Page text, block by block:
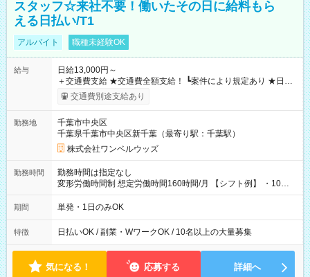
スタッフ☆来社不要！働いたその日に給料もら
える日払い/T1
アルバイト 職種未経験OK
給与
日給13,000円～
＋交通費支給 ★交通費全額支給！ ┗案件により規定あり ★日払
いOK！（規定あり） ┗働いたその日に現金GET♪ お仕事後はコ
ンビニATMから 日払い分を引き落とせます！ 【試用期間】試
交通費別途支給あり
勤務地
千葉市中央区
千葉県千葉市中央区新千葉（最寄り駅：千葉駅）
株式会社ワンベルウッズ
勤務時間
勤務時間は指定なし
変形労働時間制 想定労働時間160時間/月 【シフト例】 ・10：
00～20：00
期間 単発・1日のみOK
特徴 日払いOK / 副業・WワークOK / 10名以上の大量募集
気になる！ 応募する 詳細へ